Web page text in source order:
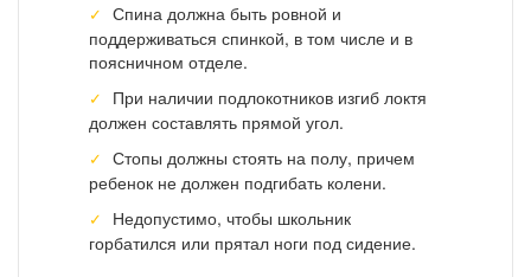
Спина должна быть ровной и
поддерживаться спинкой, в том числе и в
поясничном отделе.
При наличии подлокотников изгиб локтя
должен составлять прямой угол.
Стопы должны стоять на полу, причем
ребенок не должен подгибать колени.
Недопустимо, чтобы школьник
горбатился или прятал ноги под сидение.